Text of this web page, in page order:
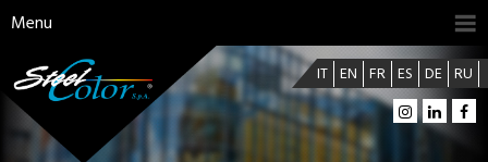
Menu
IT EN FR ES DE RU